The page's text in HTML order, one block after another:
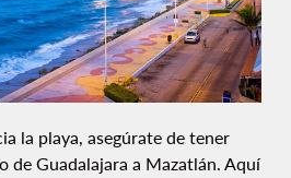
la playa, asegúrate de tener
de Guadalajara a Mazatlán. Aquí